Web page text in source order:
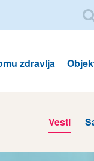
zdravlja
Vesti